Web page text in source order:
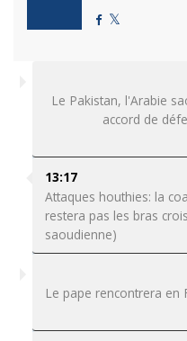
Le Pakistan, l'Arabie
accord de
13:17
Attaques houthies: la
restera pas les bras
saoudienne)
Le pape rencontrera en